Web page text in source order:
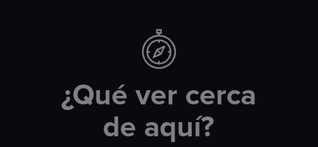
¿Qué ver cerca
de aquí?